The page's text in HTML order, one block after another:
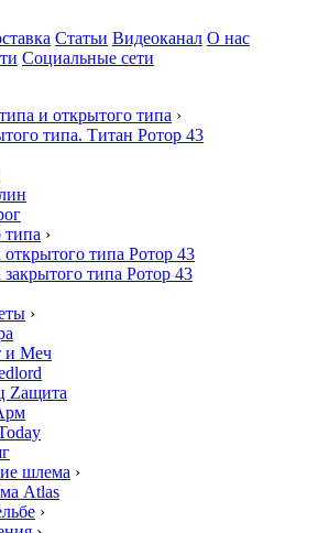
Статьи Видеоканал О нас
Социальные сети
и открытого типа ›
типа. Титан Ротор 43
типа ›
типа Ротор 43
типа Ротор 43
›
Меч
Zащита
шлема ›
Atlas
›